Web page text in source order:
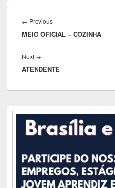
de
Post
← PreviousPrevious
post:
MEIO OFICIAL – COZINHA
Next →
post:
ATENDENTE
Área